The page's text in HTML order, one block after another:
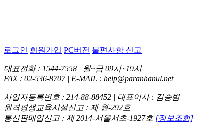
로그인 회원가입 PC버전 불편사항 신고
대표전화 : 1544-7558 | 월~금 09시~19시
FAX : 02-536-8707 | E-MAIL : help@paranhanul.net
사업자등록번호 : 214-88-88452 | 대표이사 : 김승범
원격평생교육시설신고 : 제 원-292호
통신판매업신고 : 제 2014-서울서초-1927호 [정보조회]